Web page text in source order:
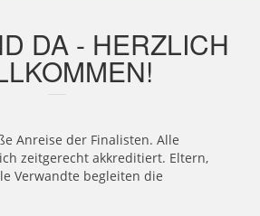
DA - HERZLICH
Anreise der Finalisten. Alle
zeitgerecht akkreditiert. Eltern,
Verwandte begleiten die